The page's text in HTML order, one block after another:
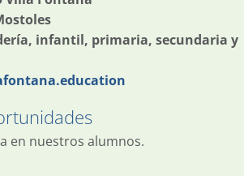
infantil, primaria, secundaria y
en nuestros alumnos.